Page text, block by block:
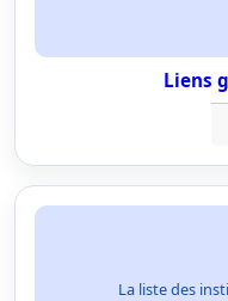
Liens
La liste des